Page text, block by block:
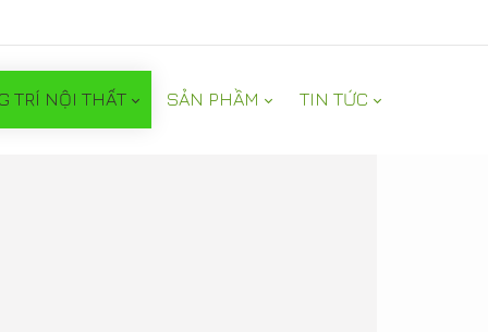
TRÍ NỘI THẤT SẢN PHẦM TIN TỨC